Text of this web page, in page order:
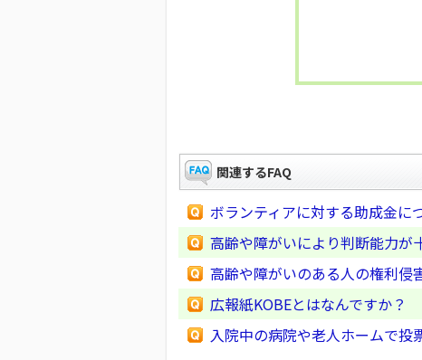
関連するFAQ
ボランティアに対する助成金に
高齢や障がいにより判断能力が
高齢や障がいのある人の権利侵
広報紙KOBEとはなんですか？
入院中の病院や老人ホームで投